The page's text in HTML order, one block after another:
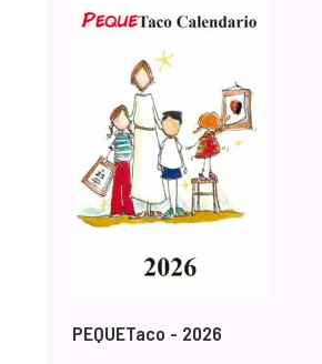
PEQUETaco - 2026